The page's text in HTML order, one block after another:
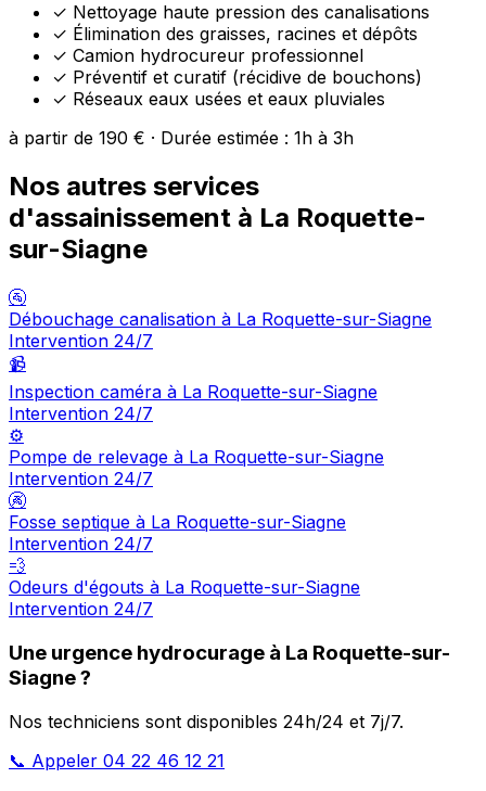
✓ Nettoyage haute pression des canalisations
✓ Élimination des graisses, racines et dépôts
✓ Camion hydrocureur professionnel
✓ Préventif et curatif (récidive de bouchons)
✓ Réseaux eaux usées et eaux pluviales
à partir de 190 € · Durée estimée : 1h à 3h
Nos autres services
d'assainissement à La Roquette-
sur-Siagne
🚰
Débouchage canalisation à La Roquette-sur-Siagne
Intervention 24/7
📹
Inspection caméra à La Roquette-sur-Siagne
Intervention 24/7
⚙️
Pompe de relevage à La Roquette-sur-Siagne
Intervention 24/7
🚱
Fosse septique à La Roquette-sur-Siagne
Intervention 24/7
💨
Odeurs d'égouts à La Roquette-sur-Siagne
Intervention 24/7
Une urgence hydrocurage à La Roquette-sur-
Siagne ?
Nos techniciens sont disponibles 24h/24 et 7j/7.
📞 Appeler 04 22 46 12 21